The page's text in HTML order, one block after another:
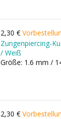
2,30 €
Zungenpiercing-
/ Weiß
Größe: 1.6 mm /
2,30 €